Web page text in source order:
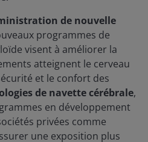
de nouvelle
programmes de
visent à améliorer la
atteignent le cerveau
et le confort des
de navette cérébrale,
en développement
privées comme
une exposition plus